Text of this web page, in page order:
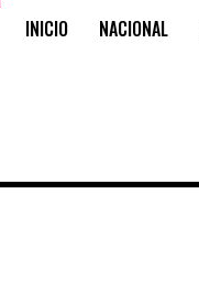
INICIO NACIONAL